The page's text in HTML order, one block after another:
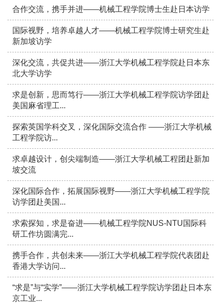
合作交流，携手并进——机械工程学院博士生赴日本访学
国际视野，培养卓越人才——机械工程学院博士研究生赴
新加坡访学
深化交流，共促共进——浙江大学机械工程学院赴日本东
北大学访学
求是创新，思而笃行——浙江大学机械工程学院访学团赴
美国麻省理工...
探索英国学科交叉，深化国际交流合作 ——浙江大学机械
工程学院访...
求卓越设计，创尖端制造——浙江大学机械工程团赴新加
坡交流
深化国际合作，拓展国际视野——浙江大学机械工程学院
访学团赴美国...
求索探知，求是奋进——机械工程学院NUS-NTU国际科
研工作坊圆满完...
携手合作，共创未来——浙江大学机械工程学院代表团赴
香港大学访问...
“求是”与“实学”——浙江大学机械工程学院访学团赴日本东
京工业...